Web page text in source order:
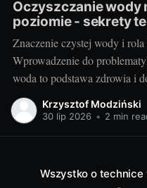
Oczyszczanie wody
poziomie - sekrety
Znaczenie czystej wody i
Wprowadzenie do
woda to podstawa zdrowia i
dzisiejszy stan środowiska
korzystanie z idealnie czystej
Krzysztof Modziński
30 lip 2026 • 2 min
Wszystko o technice